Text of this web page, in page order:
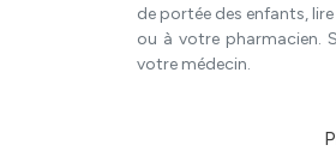
de portée des enfants,
ou à votre pharmacien.
votre médecin.